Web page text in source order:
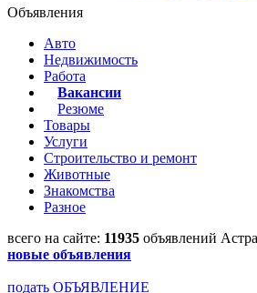
Объявления
Авто
Недвижимость
Работа
Вакансии
Резюме
Товары
Услуги
Строительство и ремонт
Животные
Знакомства
Разное
всего на сайте: 11935 объявлений
новые объявления
подать ОБЪЯВЛЕНИЕ